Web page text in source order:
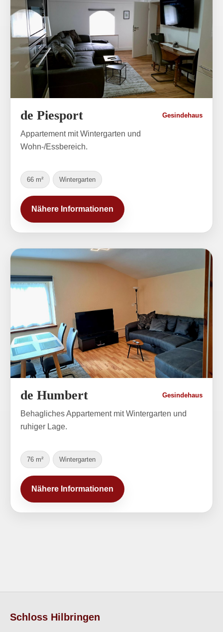
de Piesport Gesindehaus
Appartement mit Wintergarten und
Wohn-/Essbereich.
66 m² Wintergarten
Nähere Informationen
de Humbert Gesindehaus
Behagliches Appartement mit Wintergarten und
ruhiger Lage.
76 m² Wintergarten
Nähere Informationen
Schloss Hilbringen